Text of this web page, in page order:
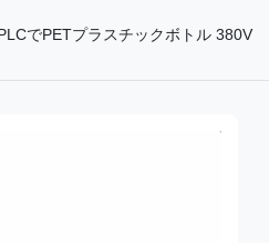
でPETプラスチックボトル 380V